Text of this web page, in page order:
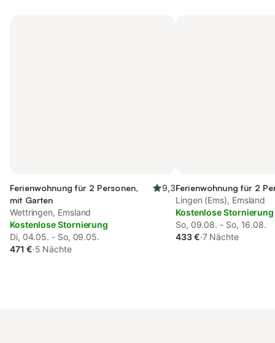
Ferienwohnung für 2 Personen,
mit Garten
9,3
Wettringen, Emsland
Kostenlose Stornierung
Di, 04.05. - So, 09.05.
471 €·5 Nächte
Ferienwohnung für 2
Lingen (Ems), Emsland
Kostenlose Stornierung
So, 09.08. - So, 16.08.
433 €·7 Nächte